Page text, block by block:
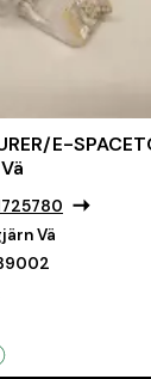
E-
Vä